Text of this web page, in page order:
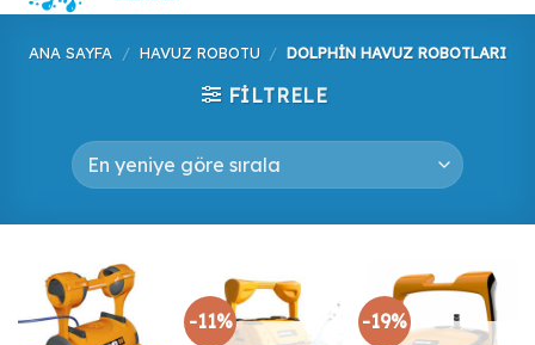
ANA SAYFA / HAVUZ ROBOTU / DOLPHIN HAVUZ ROBOTLARI
FILTRELE
-11%
-19%